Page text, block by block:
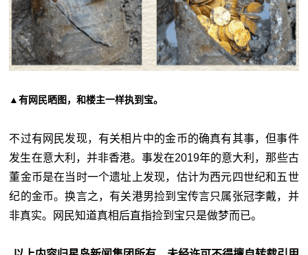
▲有网民晒图，和楼主一样执到宝。
不过有网民发现，有关相片中的金币的确真有其事，但事件
发生在意大利，并非香港。事发在2019年的意大利，那些古
董金币是在当时一个遗址上发现，估计为西元四世纪和五世
纪的金币。换言之，有关港男捡到宝传言只属张冠李戴，并
非真实。网民知道真相后直指捡到宝只是做梦而已。